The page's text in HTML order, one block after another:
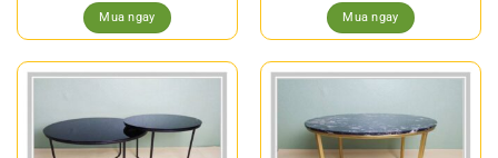
Mua ngay Mua ngay